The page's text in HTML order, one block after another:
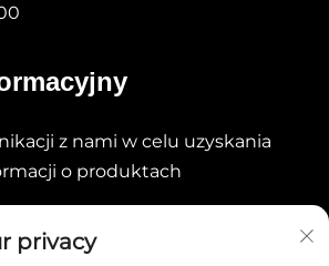
z nami w celu uzyskania
o produktach
privacy